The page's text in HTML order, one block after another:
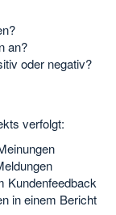
an?
oder negativ?
verfolgt:
Kundenfeedback
in einem Bericht